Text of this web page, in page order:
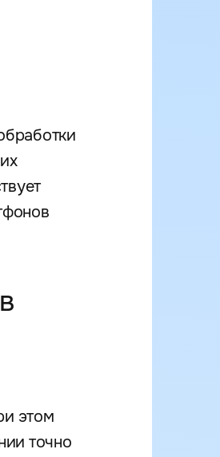
этом
точно